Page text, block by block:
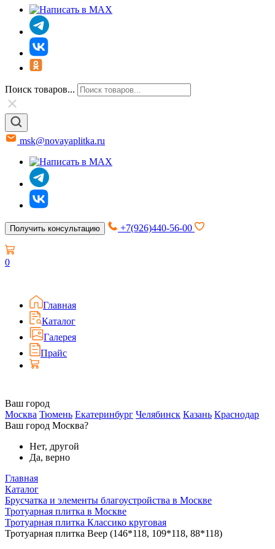
Поиск товаров...
msk@novayaplitka.ru
Получить консультацию +7(926)440-56-00
0
Главная
Каталог
Галерея
Прайс
Ваш город
Москва Тюмень Екатеринбург Челябинск Казань Краснодар
Ваш город Москва?
Нет, другой
Да, верно
Главная
Каталог
Брусчатка и элементы благоустройства в Москве
Тротуарная плитка в Москве
Тротуарная плитка Классико круговая
Тротуарная плитка Веер (146*118, 109*118, 88*118)